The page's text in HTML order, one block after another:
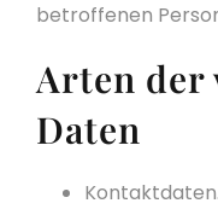
betroffenen
Arten der
Daten
Kontaktdaten.